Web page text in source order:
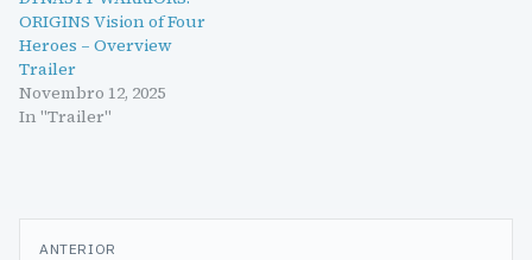
ORIGINS Vision of Four
Heroes – Overview
Trailer
Novembro 12, 2025
In "Trailer"
Navegação
ANTERIOR